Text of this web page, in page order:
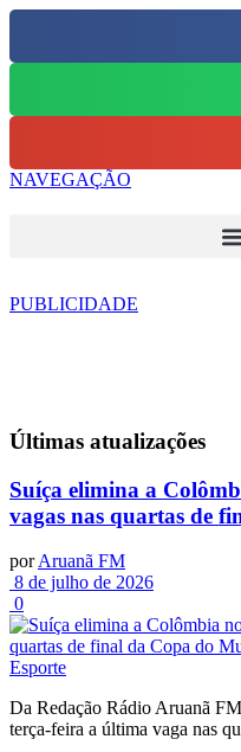
NAVEGAÇÃO
PUBLICIDADE
Últimas atualizações
Suíça elimina a
vagas nas quartas de
porAruanã FM
8 de julho de 2026
0
Esporte
Da Redação Rádio Aruanã
terça-feira a última vaga nas